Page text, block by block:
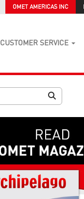
OMET AMERICAS INC
CUSTOMER SERVICE